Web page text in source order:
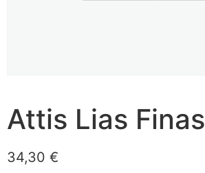
Attis Lias Finas
34,30 €